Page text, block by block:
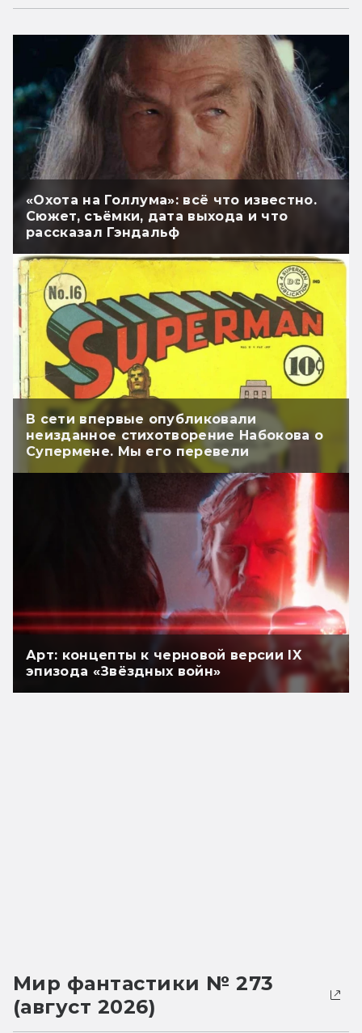
«Охота на Голлума»: всё что известно.
Сюжет, съёмки, дата выхода и что
рассказал Гэндальф
В сети впервые опубликовали
неизданное стихотворение Набокова о
Супермене. Мы его перевели
Арт: концепты к черновой версии IX
эпизода «Звёздных войн»
Мир фантастики № 273
(август 2026)